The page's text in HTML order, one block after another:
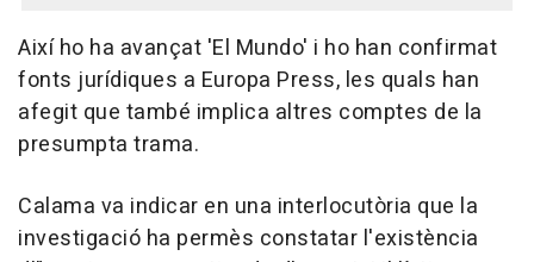
Així ho ha avançat 'El Mundo' i ho han confirmat
fonts jurídiques a Europa Press, les quals han
afegit que també implica altres comptes de la
presumpta trama.
Calama va indicar en una interlocutòria que la
investigació ha permès constatar l'existència